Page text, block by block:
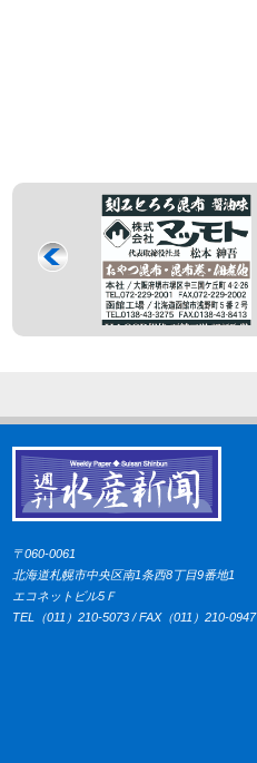
〒060-0061
北海道札幌市中央区南1条西8丁目9番地1
エコネットビル5Ｆ
TEL（011）210-5073 / FAX（011）210-0947